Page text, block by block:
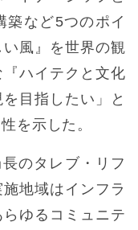
築など5つのポイ
風』を世界の観
ハイテクと文化
目指したい」と
を示した。
のタレブ・リフ
地域はインフラ
ゆるコミュニテ